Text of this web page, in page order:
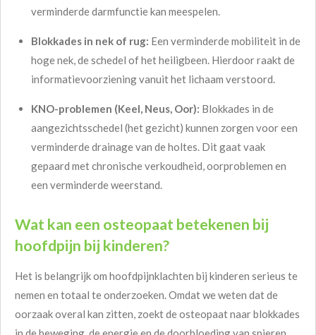
verminderde darmfunctie kan meespelen.
Blokkades in nek of rug: Een verminderde mobiliteit in de
hoge nek, de schedel of het heiligbeen. Hierdoor raakt de
informatievoorziening vanuit het lichaam verstoord.
KNO-problemen (Keel, Neus, Oor): Blokkades in de
aangezichtsschedel (het gezicht) kunnen zorgen voor een
verminderde drainage van de holtes. Dit gaat vaak
gepaard met chronische verkoudheid, oorproblemen en
een verminderde weerstand.
Wat kan een osteopaat betekenen bij
hoofdpijn bij kinderen?
Het is belangrijk om hoofdpijnklachten bij kinderen serieus te
nemen en totaal te onderzoeken. Omdat we weten dat de
oorzaak overal kan zitten, zoekt de osteopaat naar blokkades